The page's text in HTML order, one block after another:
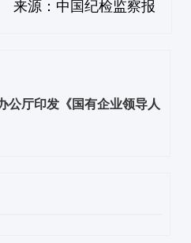
来源：中国纪检监察报
公厅印发《国有企业领导人